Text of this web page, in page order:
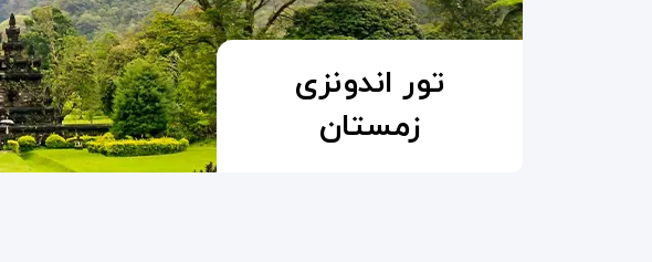
تور اندونزی
زمستان